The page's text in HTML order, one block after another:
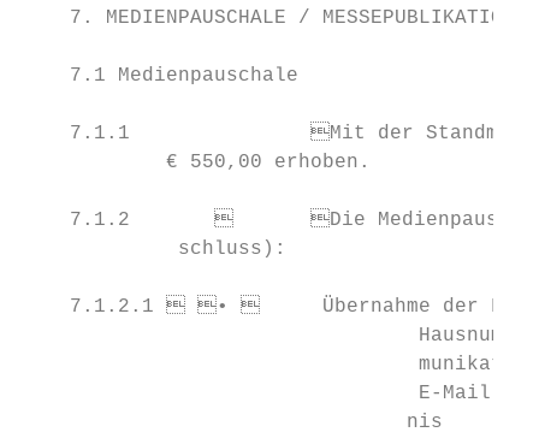
7. MEDIENPAUSCHALE /
7.1 Medienpauschale
    7.1.1		Mit der Standmietrechnung wird eine Medienpauschale von             7.1.1		A media flat rate of € 550.00 will be charged with the stand
€ 550,00 erhoben.
    7.1.2		Die Medienpauschale enthält (bei Anmeldung vor Redaktions-         7.1.2		 The media flat rate includes (notification before deadline):
             schluss):
    7.1.2.1  • 	 Übernahme der Firmenadresse (Firmenname; Straße mit         7.1.2.1	• 	 Inclusion of the company address (company name; street